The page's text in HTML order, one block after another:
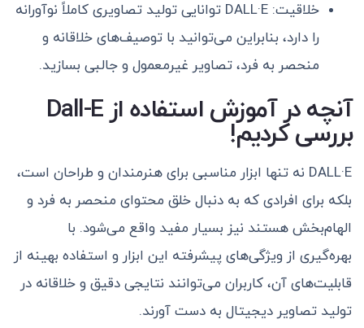
خلاقیت: DALL·E توانایی تولید تصاویری کاملاً نوآورانه
را دارد، بنابراین می‌توانید با توصیف‌های خلاقانه و
منحصر به فرد، تصاویر غیرمعمول و جالبی بسازید.
آنچه در آموزش استفاده از Dall-E
بررسی کردیم!
DALL·E نه تنها ابزار مناسبی برای هنرمندان و طراحان است،
بلکه برای افرادی که به دنبال خلق محتوای منحصر به فرد و
الهام‌بخش هستند نیز بسیار مفید واقع می‌شود. با
بهره‌گیری از ویژگی‌های پیشرفته این ابزار و استفاده بهینه از
قابلیت‌های آن، کاربران می‌توانند نتایجی دقیق و خلاقانه در
تولید تصاویر دیجیتال به دست آورند.